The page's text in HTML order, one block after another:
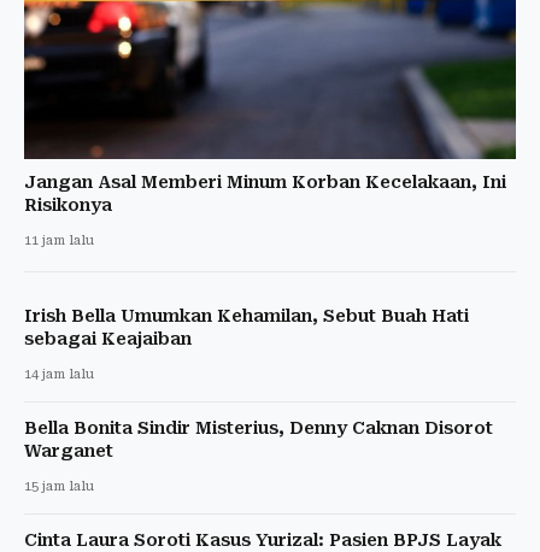
Jangan Asal Memberi Minum Korban Kecelakaan, Ini
Risikonya
11 jam lalu
Irish Bella Umumkan Kehamilan, Sebut Buah Hati
sebagai Keajaiban
14 jam lalu
Bella Bonita Sindir Misterius, Denny Caknan Disorot
Warganet
15 jam lalu
Cinta Laura Soroti Kasus Yurizal: Pasien BPJS Layak